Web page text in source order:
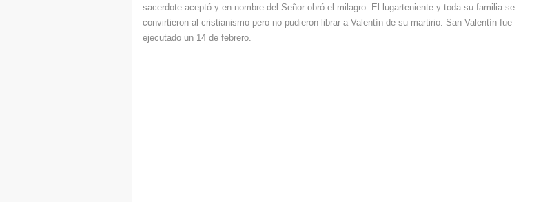
sacerdote aceptó y en nombre del Señor obró el milagro. El lugarteniente y toda su familia se
convirtieron al cristianismo pero no pudieron librar a Valentín de su martirio. San Valentín fue
ejecutado un 14 de febrero.